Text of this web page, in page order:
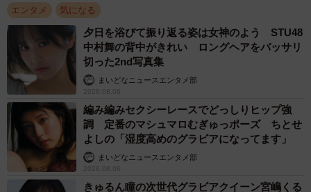
エンタメ 気になる
夕日を浴びて振り返る姿は女神のよう STU48
中村舞の背中がきれい ロングヘアをバッサリ
切った2nd写真集
まいどなニュースエンタメ部
2026.08.06
編み編みセクシーレースでどっしりヒップ強
調 定番のマシュマロむぎゅっポーズ ちとせ
よしの「湿度高めのグラビアになってます」
まいどなニュースエンタメ部
2026.08.06
きゅるん瞳の次世代グラビアクイーン宮嶋くる